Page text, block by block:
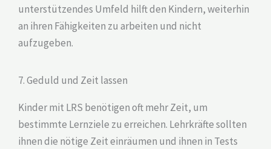
unterstützendes Umfeld hilft den Kindern, weiterhin
an ihren Fähigkeiten zu arbeiten und nicht
aufzugeben.
7. Geduld und Zeit lassen
Kinder mit LRS benötigen oft mehr Zeit, um
bestimmte Lernziele zu erreichen. Lehrkräfte sollten
ihnen die nötige Zeit einräumen und ihnen in Tests